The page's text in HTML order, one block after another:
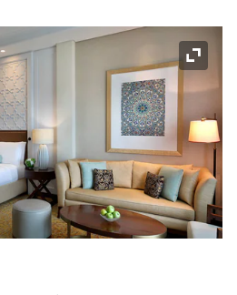
アイ